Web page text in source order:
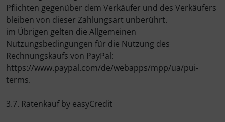
Pflichten gegenüber dem Verkäufer und des Verkäufers
bleiben von dieser Zahlungsart unberührt.
im Übrigen gelten die Allgemeinen
Nutzungsbedingungen für die Nutzung des
Rechnungskaufs von PayPal:
https://www.paypal.com/de/webapps/mpp/ua/pui-
terms.
3.7. Ratenkauf by easyCredit